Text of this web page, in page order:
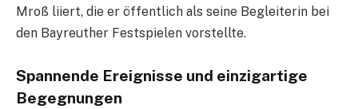
Mroß liiert, die er öffentlich als seine Begleiterin bei
den Bayreuther Festspielen vorstellte.
Spannende Ereignisse und einzigartige
Begegnungen